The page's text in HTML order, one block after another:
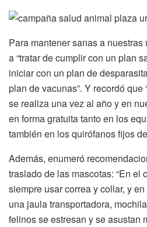
Para mantener sanas a
a “tratar de cumplir con un plan
iniciar con un plan de
plan de vacunas”. Y recordó
se realiza una vez al año y en
en forma gratuita tanto en los
también en los quirófanos fijos
Además, enumeró
traslado de las mascotas: “En el
siempre usar correa y collar, y
una jaula transportadora,
felinos se estresan y se asustan